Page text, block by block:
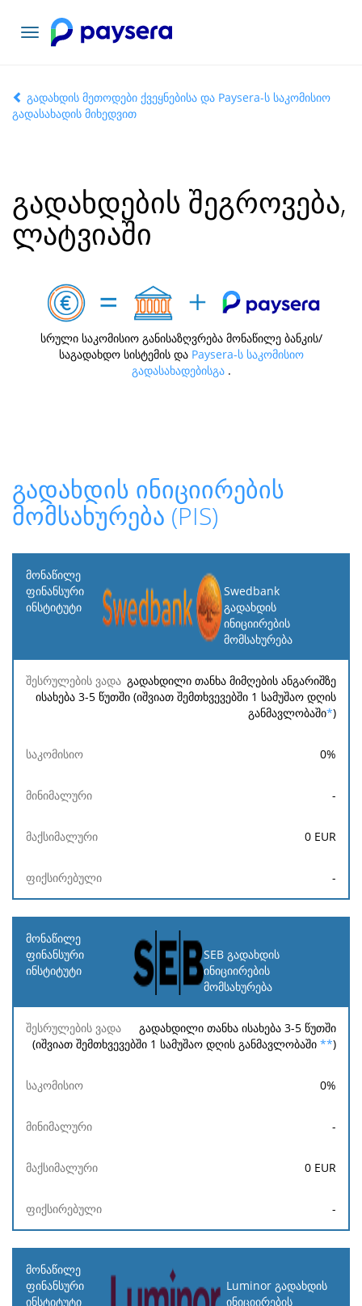
ნავიგაციის
გადართვა
გადახდის მეთოდები ქვეყნებისა და Paysera-ს საკომისიო
გადასახადის მიხედვით
გადახდების შეგროვება,
ლატვიაში
სრული საკომისიო განისაზღვრება მონაწილე ბანკის/
საგადახდო სისტემის და Paysera-ს საკომისიო
გადასახადებისგა .
გადახდის ინიციირების
მომსახურება (PIS)
მონაწილე
ფინანსური
ინსტიტუტი
ვადა
Swedbank
გადახდის
ინიციირების
მომსახურება
გადახდილი თანხა მიმღების ანგარიშზე
ისახება 3-5 წუთში (იშვიათ შემთხვევებში 1 სამუშაო დღის
განმავლობაში*)
0%
-
0 EUR
-
SEB გადახდის
ინიციირების
მომსახურება
გადახდილი თანხა ისახება 3-5 წუთში
(იშვიათ შემთხვევებში 1 სამუშაო დღის განმავლობაში **)
0%
-
0 EUR
-
Luminor გადახდის
ინიციირების